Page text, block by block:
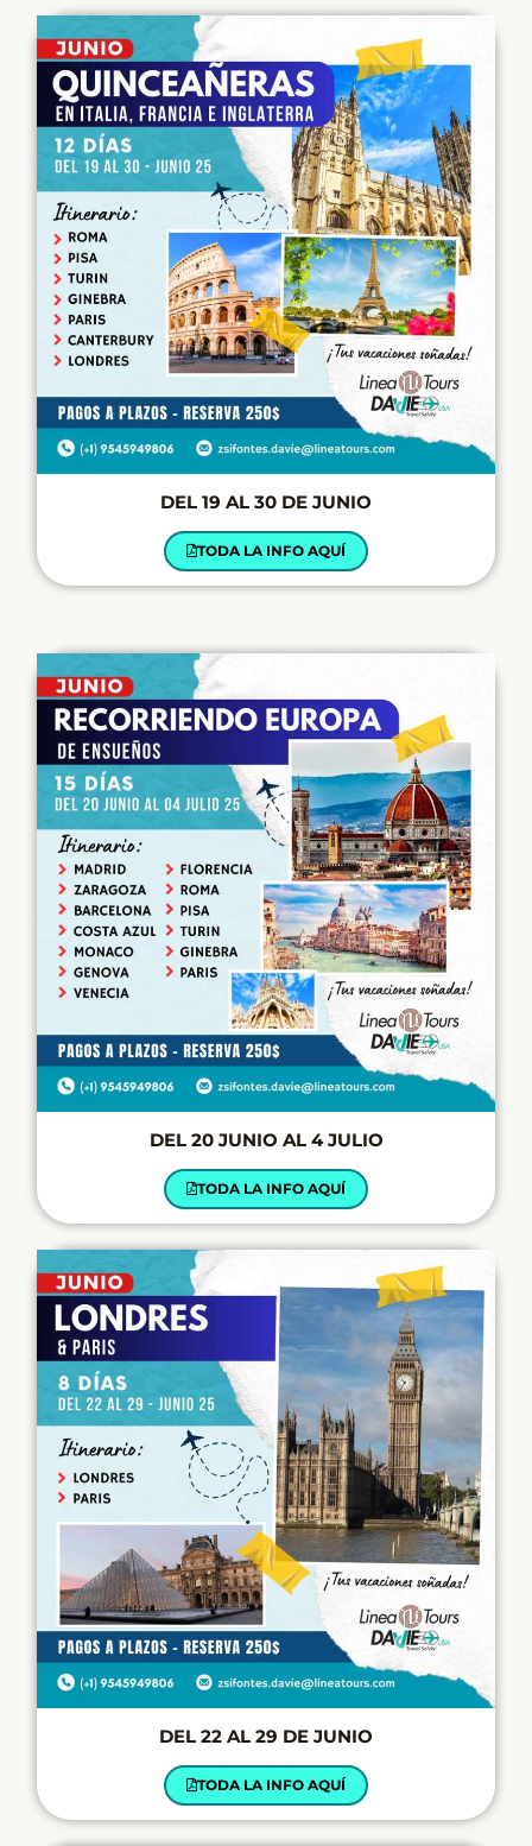
DEL 19 AL 30 DE JUNIO
TODA LA INFO AQUÍ
DEL 20 JUNIO AL 4 JULIO
TODA LA INFO AQUÍ
DEL 22 AL 29 DE JUNIO
TODA LA INFO AQUÍ